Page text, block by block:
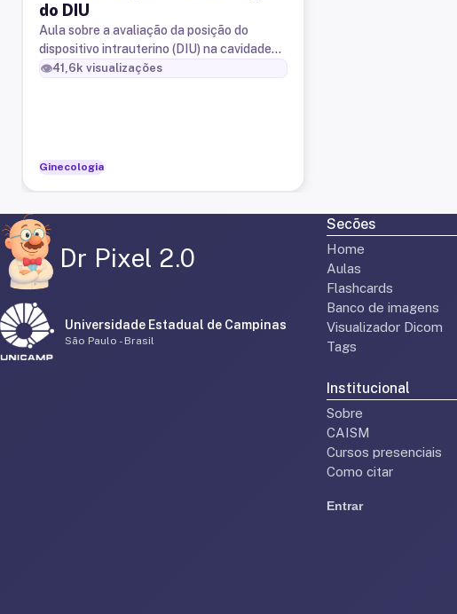
do DIU
Aula sobre a avaliação da posição do
dispositivo intrauterino (DIU) na cavidade
uterina
👁️41,6k visualizações
Ginecologia
Dr Pixel 2.0
Universidade Estadual de Campinas
São Paulo - Brasil
Secões
Home
Aulas
Flashcards
Banco de imagens
Visualizador Dicom
Tags
Institucional
Sobre
CAISM
Cursos presenciais
Como citar
Entrar